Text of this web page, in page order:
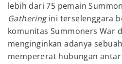
lebih dari 75 pemain
Gatheringini terselenggara
komunitas Summoners War
menginginkan adanya
mempererat hubungan